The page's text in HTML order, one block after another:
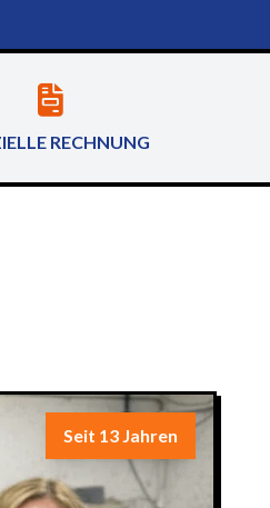
RECHNUNG
Seit 13 Jahren